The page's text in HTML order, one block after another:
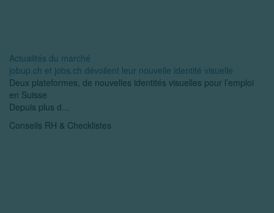
Actualités du marché
jobup.ch et jobs.ch dévoilent leur nouvelle identité visuelle
Deux plateformes, de nouvelles identités visuelles pour l’emploi
en Suisse
Depuis plus d...
Conseils RH & Checklistes